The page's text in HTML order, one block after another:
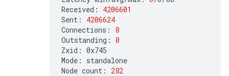
Received:
4206601
Sent:
4206624
Connections:
8
Outstanding: 0
Zxid: 0x745
Mode:
standalone
Node count: 282